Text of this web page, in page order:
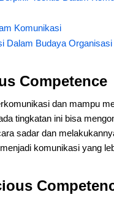
Komunikasi
Dalam Budaya Organisasi
Competence
dan mampu
tingkatan ini bisa
sadar dan
komunikasi yang